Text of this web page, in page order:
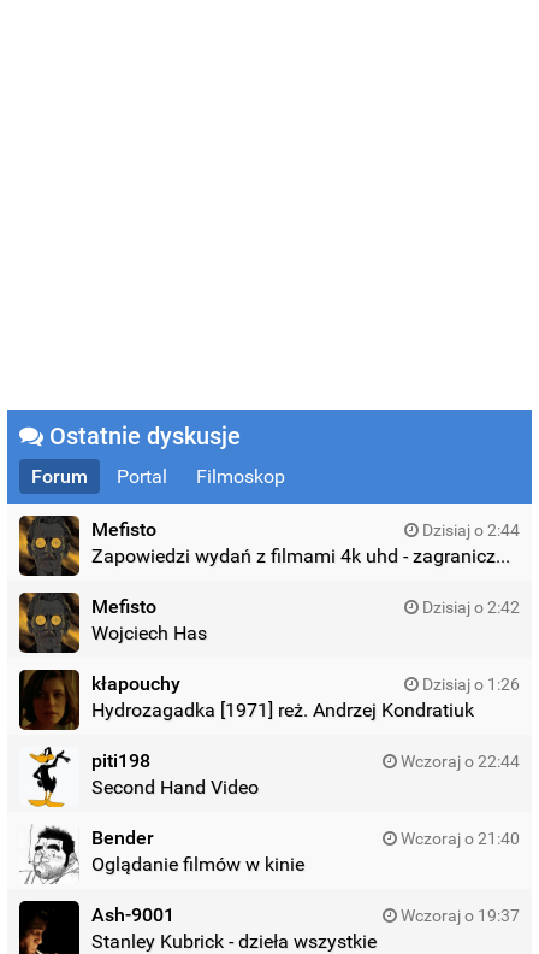
Ostatnie dyskusje
Forum Portal Filmoskop
Mefisto Dzisiaj o 2:44
Zapowiedzi wydań z filmami 4k uhd - zagraniczne wydania
Mefisto Dzisiaj o 2:42
Wojciech Has
kłapouchy Dzisiaj o 1:26
Hydrozagadka [1971] reż. Andrzej Kondratiuk
piti198 Wczoraj o 22:44
Second Hand Video
Bender Wczoraj o 21:40
Oglądanie filmów w kinie
Ash-9001 Wczoraj o 19:37
Stanley Kubrick - dzieła wszystkie